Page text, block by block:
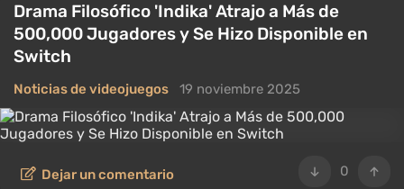
Drama Filosófico 'Indika' Atrajo a Más de
500,000 Jugadores y Se Hizo Disponible en
Switch
Noticias de videojuegos 19 noviembre 2025
0
Dejar un comentario